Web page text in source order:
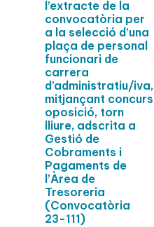
l’extracte de la
convocatòria per
a la selecció d’una
plaça de personal
funcionari de
carrera
d’administratiu/iva,
mitjançant concurs
oposició, torn
lliure, adscrita a
Gestió de
Cobraments i
Pagaments de
l’Àrea de
Tresoreria
(Convocatòria
23-111)